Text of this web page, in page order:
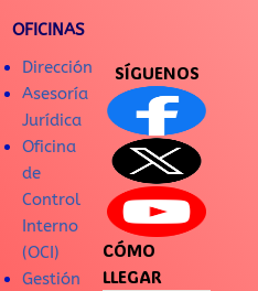
OFICINAS
Dirección
Asesoría
Jurídica
Oficina
de
Control
Interno
(OCI)
Gestión
SÍGUENOS
CÓMO
LLEGAR